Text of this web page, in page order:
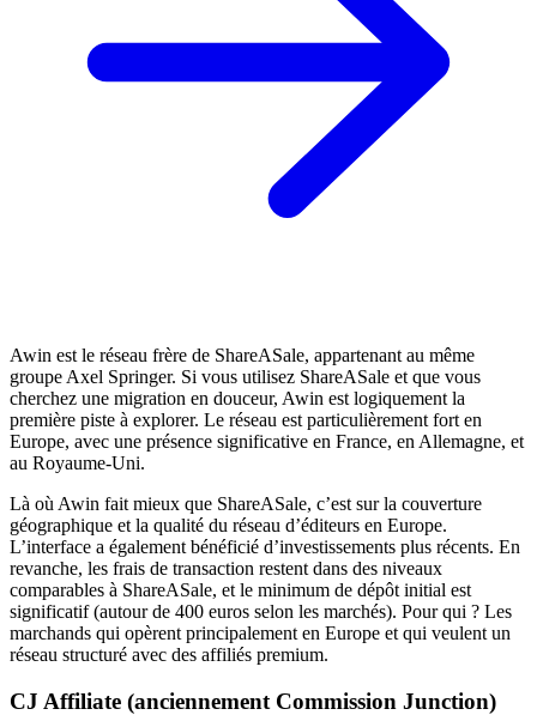
Awin est le réseau frère de ShareASale, appartenant au même
groupe Axel Springer. Si vous utilisez ShareASale et que vous
cherchez une migration en douceur, Awin est logiquement la
première piste à explorer. Le réseau est particulièrement fort en
Europe, avec une présence significative en France, en Allemagne, et
au Royaume-Uni.
Là où Awin fait mieux que ShareASale, c’est sur la couverture
géographique et la qualité du réseau d’éditeurs en Europe.
L’interface a également bénéficié d’investissements plus récents. En
revanche, les frais de transaction restent dans des niveaux
comparables à ShareASale, et le minimum de dépôt initial est
significatif (autour de 400 euros selon les marchés). Pour qui ? Les
marchands qui opèrent principalement en Europe et qui veulent un
réseau structuré avec des affiliés premium.
CJ Affiliate (anciennement Commission Junction)